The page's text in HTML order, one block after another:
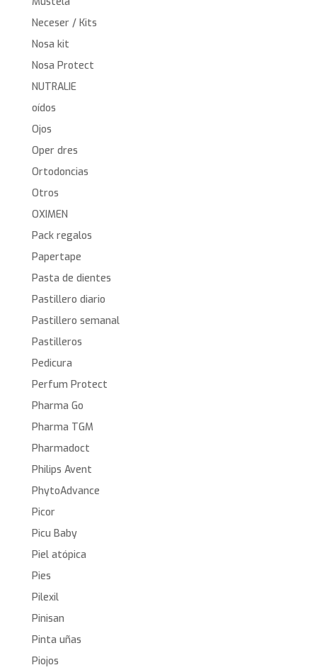
Neceser / Kits
Nosa kit
Nosa Protect
NUTRALIE
oídos
Ojos
Oper dres
Ortodoncias
Otros
OXIMEN
Pack regalos
Papertape
Pasta de dientes
Pastillero diario
Pastillero semanal
Pastilleros
Pedicura
Perfum Protect
Pharma Go
Pharma TGM
Pharmadoct
Philips Avent
PhytoAdvance
Picor
Picu Baby
Piel atópica
Pies
Pilexil
Pinisan
Pinta uñas
Piojos